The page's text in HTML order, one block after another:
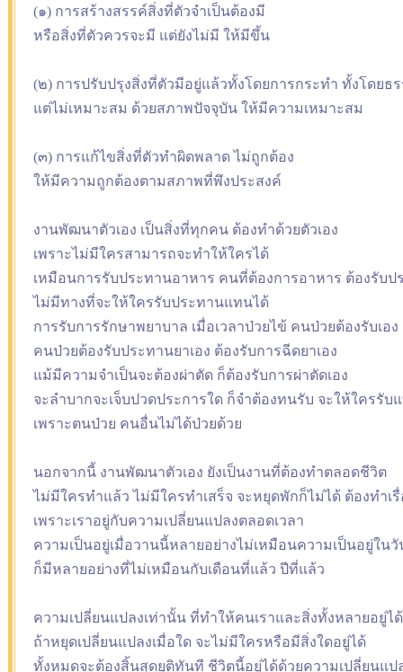
(๑) การสร้างสรรค์สิ่งที่ตัวจำเป็นต้องมี
หรือสิ่งที่ตัวควรจะมี แต่ยังไม่มี ให้มีขึ้น
(๒) การปรับปรุงสิ่งที่ตัวมีอยู่แล้วทั้งโดยการกระทำ ทั้งโดยธ
แต่ไม่เหมาะสม ด้วยสภาพปัจจุบัน ให้มีความเหมาะสม
(๓) การแก้ไขสิ่งที่ตัวทำผิดพลาด ไม่ถูกต้อง
ให้มีความถูกต้องตามสภาพที่พึงประสงค์
งานพัฒนาตัวเอง เป็นสิ่งที่ทุกคน ต้องทำด้วยตัวเอง
เพราะไม่มีใครสามารถจะทำให้ใครได้
เหมือนการรับประทานอาหาร คนที่ต้องการอาหาร ต้องรับป
ไม่มีทางที่จะให้ใครรับประทานแทนได้
การรับการรักษาพยาบาล เมื่อเวลาป่วยไข้ คนป่วยต้องรับเอง
คนป่วยต้องรับประทานยาเอง ต้องรับการฉีดยาเอง
แม้มีความจำเป็นจะต้องผ่าตัด ก็ต้องรับการผ่าตัดเอง
จะลำบากจะเจ็บปวดประการใด ก็จำต้องทนรับ จะให้ใครรับ
เพราะตนป่วย คนอื่นไม่ได้ป่วยด้วย
นอกจากนี้ งานพัฒนาตัวเอง ยังเป็นงานที่ต้องทำตลอดชีวิต
ไม่มีใครทำแล้ว ไม่มีใครทำเสร็จ จะหยุดพักก็ไม่ได้ ต้องทำเรื่
เพราะเราอยู่กับความเปลี่ยนแปลงตลอดเวลา
ความเป็นอยู่เมื่อวานนี้หลายอย่างไม่เหมือนความเป็นอยู่ใน
ก็มีหลายอย่างที่ไม่เหมือนกับเดือนที่แล้ว ปีที่แล้ว
ความเปลี่ยนแปลงเท่านั้น ที่ทำให้คนเราและสิ่งทั้งหลายอยู่ได้
ถ้าหยุดเปลี่ยนแปลงเมื่อใด จะไม่มีใครหรือมีสิ่งใดอยู่ได้
ทั้งหมดจะต้องสิ้นสุดยุติทันที ชีวิตนี้อยู่ได้ด้วยความเปลี่ยนแป